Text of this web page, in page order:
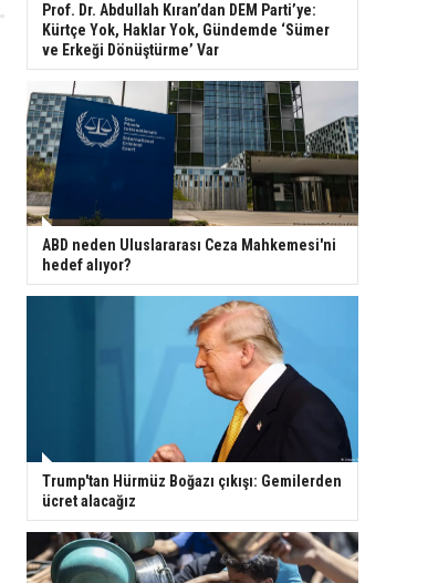
Prof. Dr. Abdullah Kıran’dan DEM Parti’ye:
Kürtçe Yok, Haklar Yok, Gündemde ‘Sümer
ve Erkeği Dönüştürme’ Var
ABD neden Uluslararası Ceza Mahkemesi'ni
hedef alıyor?
Trump'tan Hürmüz Boğazı çıkışı: Gemilerden
ücret alacağız